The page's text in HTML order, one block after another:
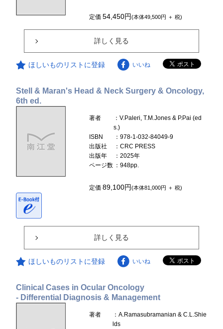
定価54,450円(本体49,500円 ＋ 税)
詳しく見る
ほしいものリストに登録 いいね
Stell & Maran's Head & Neck Surgery & Oncology,
6th ed.
著者
：V.Paleri, T.M.Jones & P.Pai (ed
s.)
ISBN
：978-1-032-84049-9
出版社
：CRC PRESS
出版年
：2025年
ページ数 ：948pp.
定価89,100円(本体81,000円 ＋ 税)
詳しく見る
ほしいものリストに登録 いいね
Clinical Cases in Ocular Oncology
- Differential Diagnosis & Management
著者
：A.Ramasubramanian & C.L.Shie
lds